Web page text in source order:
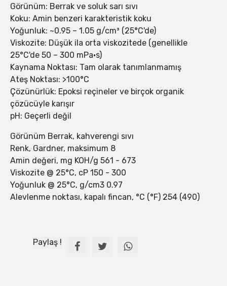
Görünüm: Berrak ve soluk sarı sıvı
Koku: Amin benzeri karakteristik koku
Yoğunluk: ~0.95 – 1.05 g/cm³ (25°C'de)
Viskozite: Düşük ila orta viskozitede (genellikle
25°C'de 50 – 300 mPa·s)
Kaynama Noktası: Tam olarak tanımlanmamış
Ateş Noktası: >100°C
Çözünürlük: Epoksi reçineler ve birçok organik
çözücüyle karışır
pH: Geçerli değil
Görünüm Berrak, kahverengi sıvı
Renk, Gardner, maksimum 8
Amin değeri, mg KOH/g 561 - 673
Viskozite @ 25°C, cP 150 - 300
Yoğunluk @ 25°C, g/cm3 0.97
Alevlenme noktası, kapalı fincan, °C (°F) 254 (490)
Paylaş !